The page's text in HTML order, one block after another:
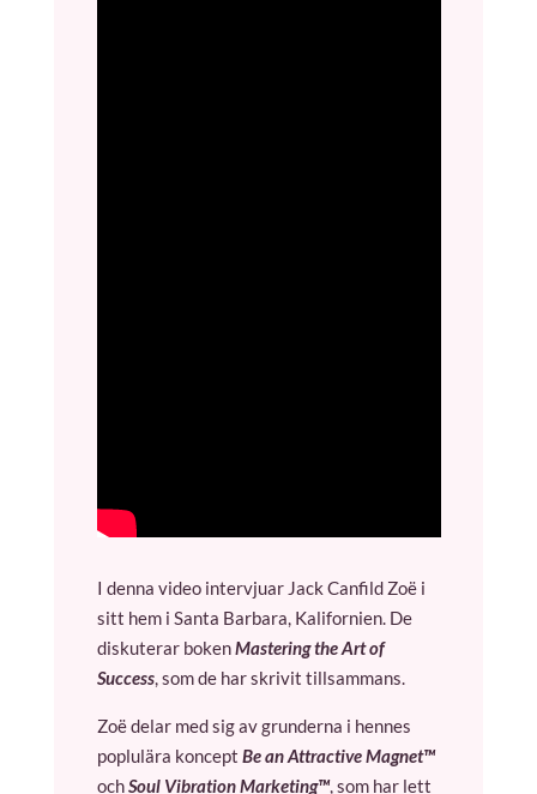
I denna video intervjuar Jack Canfild Zoë i
sitt hem i Santa Barbara, Kalifornien. De
diskuterar bokenMastering the Art of
Success, som de har skrivit tillsammans.
Zoë delar med sig av grunderna i hennes
poplulära koncept Be an Attractive Magnet™
ochSoul Vibration Marketing™, som har lett